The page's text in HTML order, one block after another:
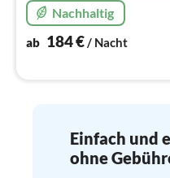
Nachhaltig
ab 184€/ Nacht
Einfach und
ohne